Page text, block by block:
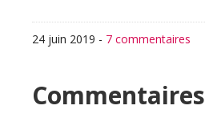
24 juin 2019 - 7 commentaires
Interactions
Commentaires